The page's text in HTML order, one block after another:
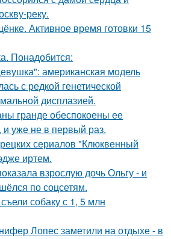
реку.
Активное время готовки 15
Понадобится:
американская модель
с редкой генетической
дисплазией.
гранде обеспокоены ее
и уже не в первый раз.
сериалов "Клюквенный
иртем.
взрослую дочь Ольгу - и
по соцсетям.
собаку с 1, 5 млн
Лопес заметили на отдыхе - в